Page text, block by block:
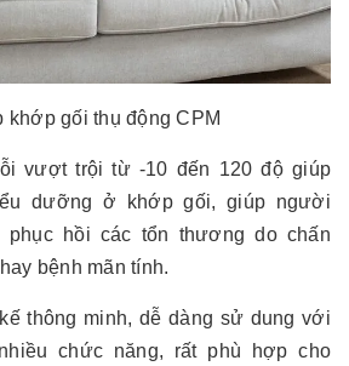
khớp gối thụ động CPM
vượt trội từ -10 đến 120 độ giúp
dưỡng ở khớp gối, giúp người
phục hồi các tổn thương do chấn
bệnh mãn tính.
thông minh, dễ dàng sử dung với
chức năng, rất phù hợp cho